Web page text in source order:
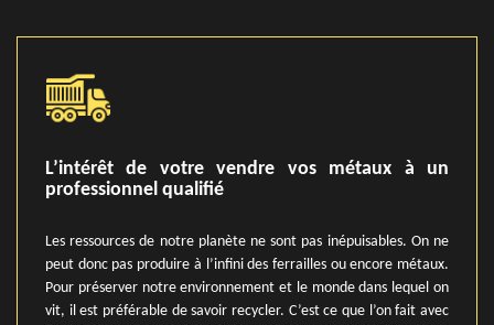
L’intérêt de votre vendre vos métaux à un
professionnel qualifié
Les ressources de notre planète ne sont pas inépuisables. On ne
peut donc pas produire à l’infini des ferrailles ou encore métaux.
Pour préserver notre environnement et le monde dans lequel on
vit, il est préférable de savoir recycler. C’est ce que l’on fait avec